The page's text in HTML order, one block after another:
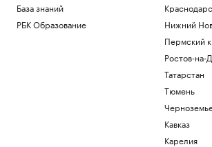
База знаний
РБК Образование
Нижний
Пермский
Ростов-на-
Татарстан
Тюмень
Кавказ
Карелия